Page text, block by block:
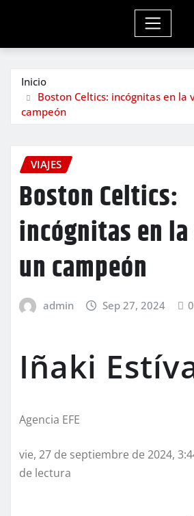
Inicio
Boston Celtics: incógnitas en la
campeón
VIAJES
Boston Celtics:
incógnitas en
un campeón
admin Sep 27, 2024 0
Iñaki
Agencia EFE
vie, 27 de septiembre de 2024,
de lectura